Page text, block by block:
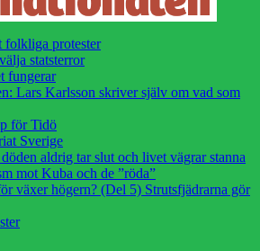
folkliga protester
statsterror
fungerar
Lars Karlsson skriver själv om vad som
för Tidö
Sverige
aldrig tar slut och livet vägrar stanna
mot Kuba och de ”röda”
växer högern? (Del 5) Strutsfjädrarna gör